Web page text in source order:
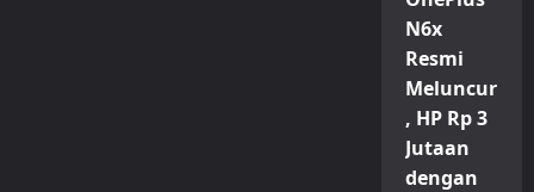
N6x
Resmi
Meluncur
, HP Rp 3
Jutaan
dengan